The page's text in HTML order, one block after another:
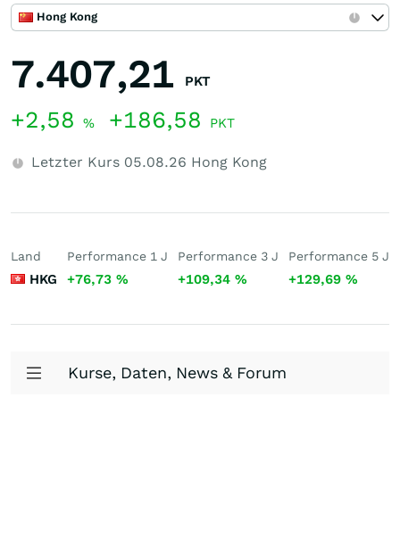
Hong Kong
7.407,21 PKT
+2,58 % +186,58 PKT
Letzter Kurs 05.08.26 Hong Kong
Land
HKG
Performance 1 J
+76,73 %
Performance 3 J
+109,34 %
Performance 5 J
+129,69 %
Kurse, Daten, News & Forum